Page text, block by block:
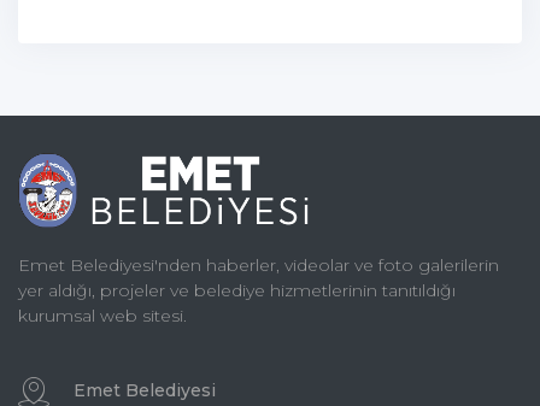
Emet Belediyesi'nden haberler, videolar ve foto galerilerin
yer aldığı, projeler ve belediye hizmetlerinin tanıtıldığı
kurumsal web sitesi.
Emet Belediyesi